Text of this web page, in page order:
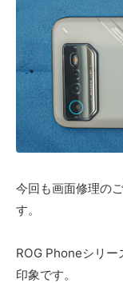
今回も画面修理の
す。
ROG Phoneシリー
印象です。